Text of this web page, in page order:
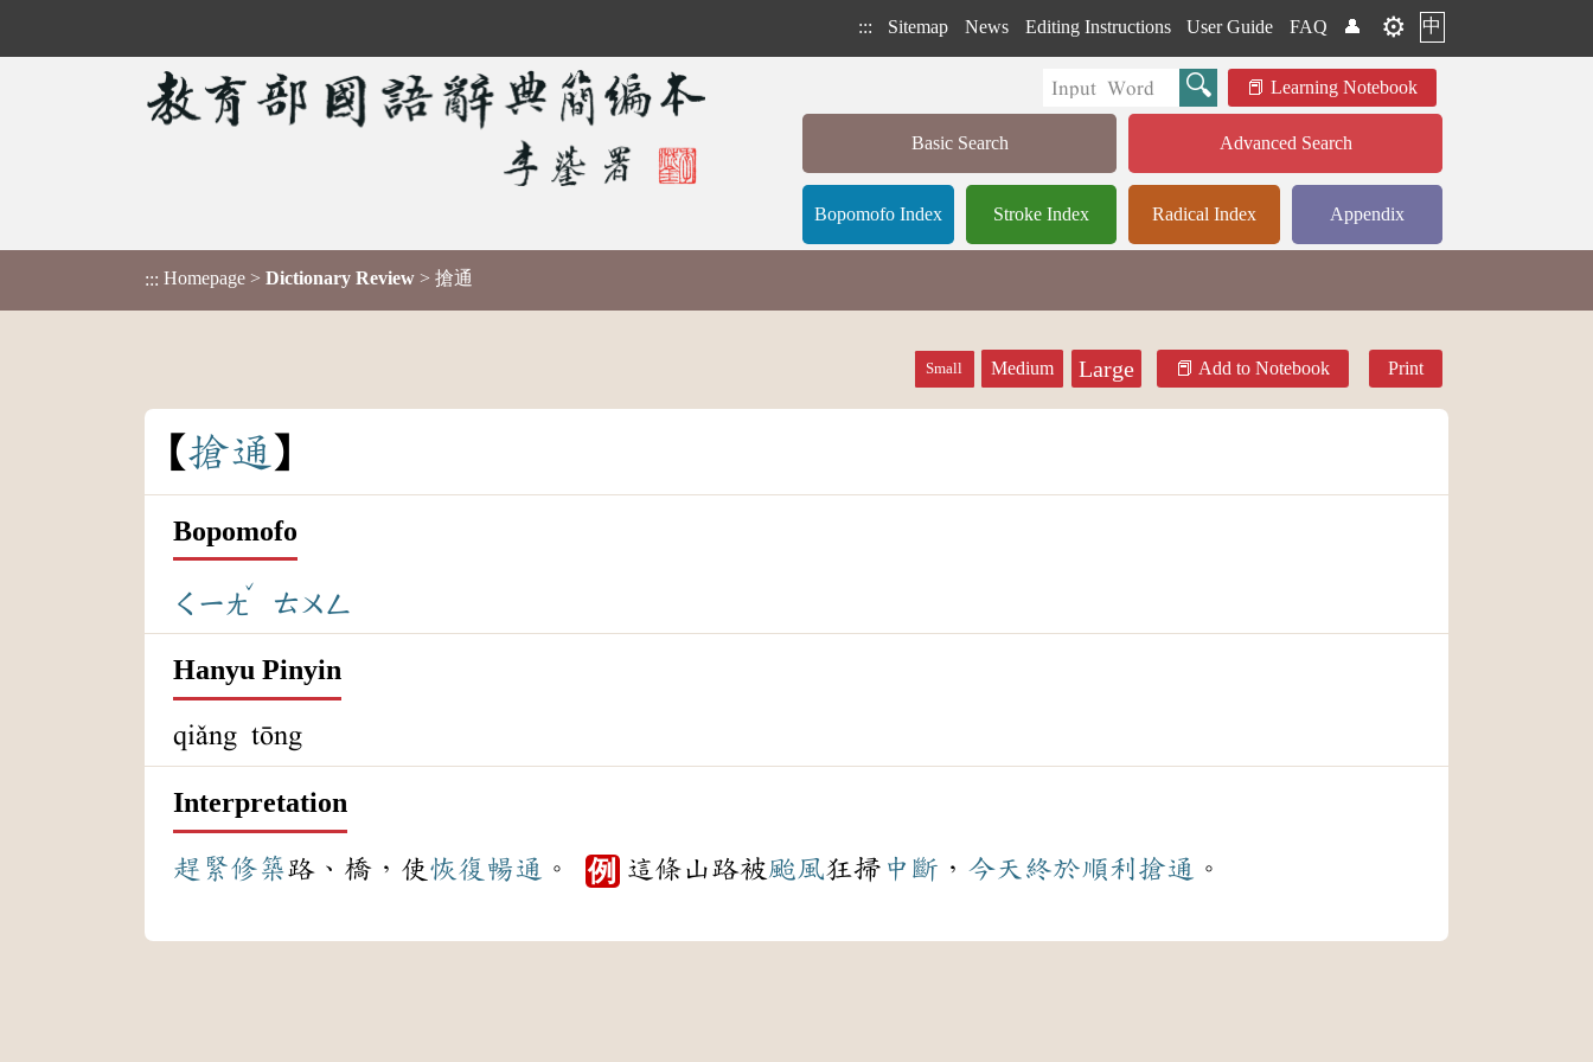
::: Sitemap News Editing Instructions User Guide FAQ 👤 ⚙️ 中
Learning Notebook
Basic Search Advanced Search
Bopomofo Index Stroke Index Radical Index Appendix
::: Homepage > Dictionary Review > 搶通
Small Medium Large Add to Notebook Print
搶通
Bopomofo
ㄑㄧㄤ
ˇ
ㄊㄨㄥ
Hanyu Pinyin
qiǎng tōng
Interpretation
趕緊修築路、橋，使 恢復 暢通 。 例 這條山路被颱風狂掃 中斷 ， 今天 終於順利搶通 。